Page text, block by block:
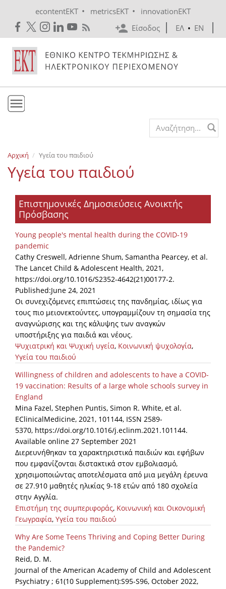
econtentEKT • metricsEKT •
innovationEKT
Είσοδος
ΕΛ • EN
Εκδόσεις
Ενημέρωση
Search form
Αρχική Υγεία του παιδιού
Υγεία του παιδιού
Επιστημονικές Δημοσιεύσεις Ανοικτής
Πρόσβασης
Young people's mental health during the COVID-19
pandemic
Cathy Creswell, Adrienne Shum, Samantha Pearcey, et al.
The Lancet Child & Adolescent Health, 2021,
https://doi.org/10.1016/S2352-4642(21)00177-2.
Published:June 24, 2021
Οι συνεχιζόμενες επιπτώσεις της πανδημίας, ιδίως για
τους πιο μειονεκτούντες, υπογραμμίζουν τη σημασία της
αναγνώρισης και της κάλυψης των αναγκών
υποστήριξης για παιδιά και νέους.
Ψυχιατρική και Ψυχική υγεία, Κοινωνική ψυχολογία,
Υγεία του παιδιού
Willingness of children and adolescents to have a COVID-
19 vaccination: Results of a large whole schools survey in
England
Mina Fazel, Stephen Puntis, Simon R. White, et al.
EClinicalMedicine, 2021, 101144, ISSN 2589-
5370, https://doi.org/10.1016/j.eclinm.2021.101144.
Available online 27 September 2021
Διερευνήθηκαν τα χαρακτηριστικά παιδιών και εφήβων
που εμφανίζονται διστακτικά στον εμβολιασμό,
χρησιμοποιώντας αποτελέσματα από μια μεγάλη έρευνα
σε 27.910 μαθητές ηλικίας 9-18 ετών από 180 σχολεία
στην Αγγλία.
Επιστήμη της συμπεριφοράς, Κοινωνική και Οικονομική
Γεωγραφία, Υγεία του παιδιού
Why Are Some Teens Thriving and Coping Better During
the Pandemic?
Reid, D. M.
Journal of the American Academy of Child and Adolescent
Psychiatry ; 61(10 Supplement):S95-S96, October 2022,